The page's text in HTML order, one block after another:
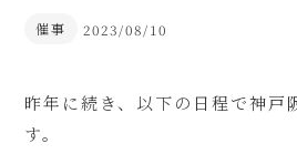
催事 2023/08/10
昨年に続き、以下の日程で神戸
す。